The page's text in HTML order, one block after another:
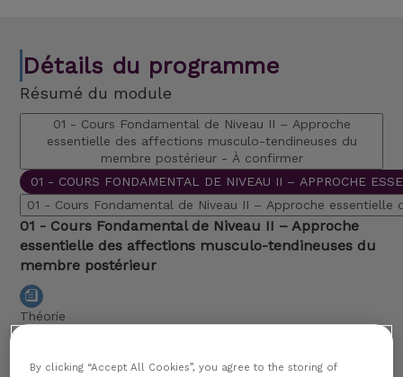
Détails du programme
Résumé du module
01 - Cours Fondamental de Niveau II – Approche
essentielle des affections musculo-tendineuses du
membre postérieur - À confirmer
01 - COURS FONDAMENTAL DE NIVEAU II – APPROCHE
01 - Cours Fondamental de Niveau II – Approche
01 - Cours Fondamental de Niveau II – Approche
essentielle des affections musculo-tendineuses du
membre postérieur
Théorie
By clicking “Accept All Cookies”, you agree to the storing of